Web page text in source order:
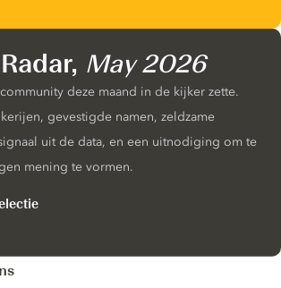
May 2026
deze maand in de kijker zette.
gevestigde namen, zeldzame
uit de data, en een uitnodiging om te
mening te vormen.